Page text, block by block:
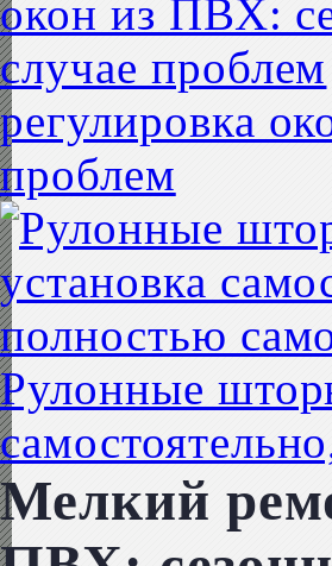
регулировка
проблем
Рулонные
Мелкий